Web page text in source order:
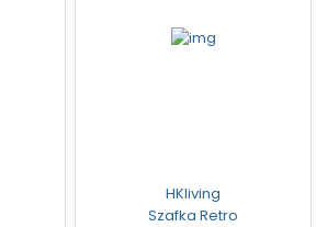
HKliving
Szafka Retro